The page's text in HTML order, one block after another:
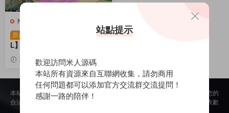
N-孽族OL
原創
玄幻RPG頁遊【孽族O
L】Win一鍵端+充值教程
+架設教程
2024-01-24 3k 30
本站所提供的内容均來自公開網絡收集、轉發、二次開發而來，若侵犯了您的
合法權益，請來信通知我們，我們會及時删除，給您帶來的不便，我們深表歉
站點提示
歡迎訪問米人源碼
本站所有資源來自互聯網收集，請勿商用
任何問題都可以添加官方交流群交流提問！
感謝一路的陪伴！